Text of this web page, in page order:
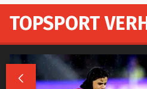
TOPSPORT
